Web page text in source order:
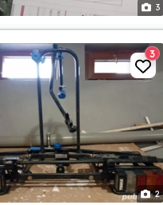
3
2
3